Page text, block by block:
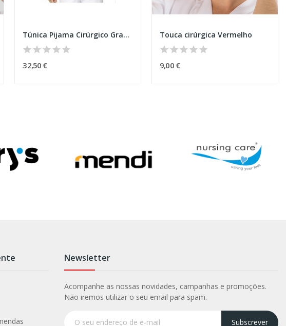
Túnica Pijama Cirúrgico Granada Dentes
32,50 €
Touca cirúrgica Vermelho
9,00 €
Newsletter
Acompanhe as nossas novidades, campanhas e promoções.
Não iremos utilizar o seu email para spam.
Subscrever